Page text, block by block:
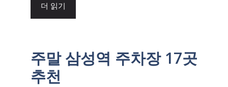
더 읽기
주말 삼성역 주차장 17곳
추천